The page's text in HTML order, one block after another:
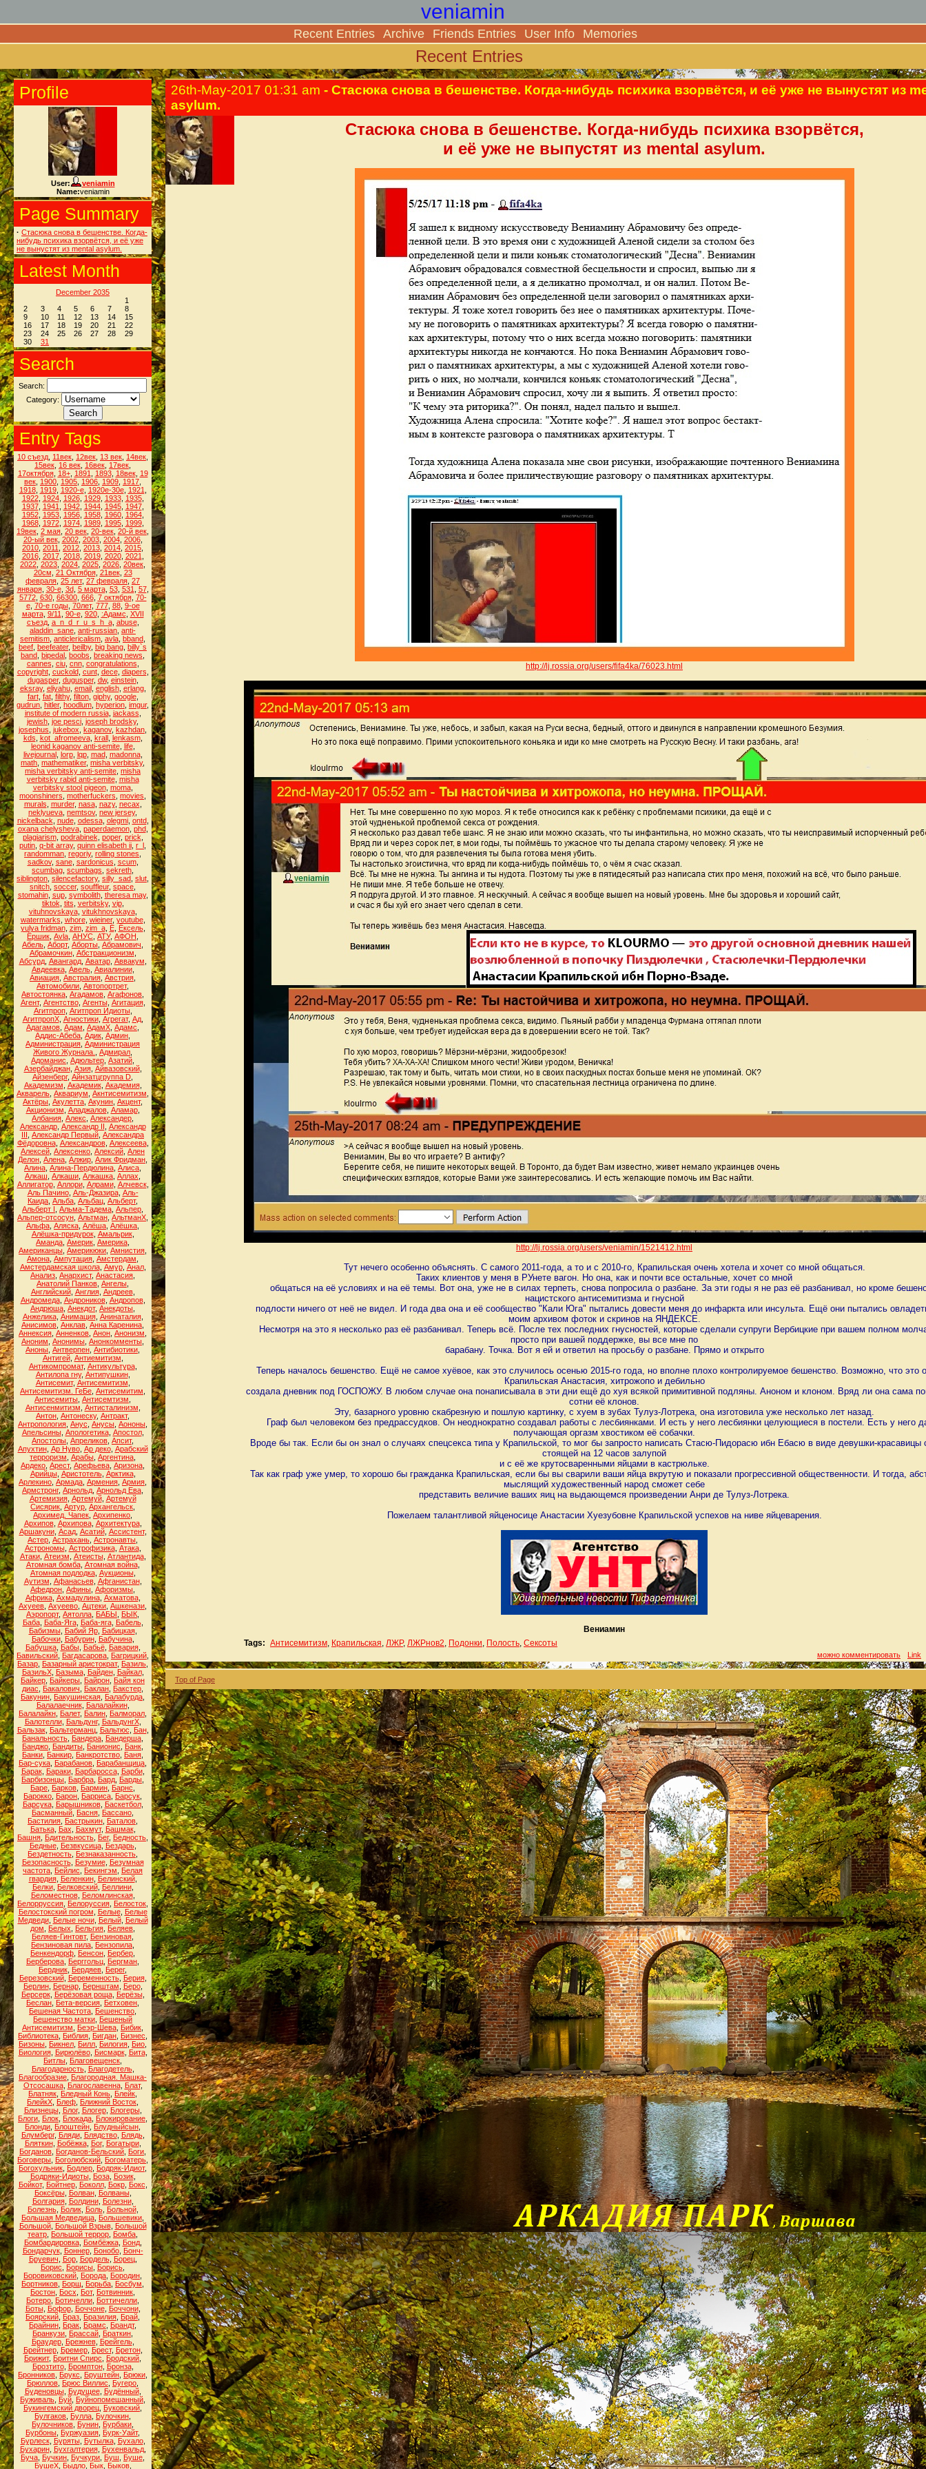
veniamin
Recent Entries Archive Friends Entries User Info Memories
Recent Entries
Profile
User:
veniamin
Name:veniamin
Page Summary
· Стасюка снова в бешенстве. Когда-
нибудь психика взорвётся, и её уже
не вынустят из mental asylum.
Latest Month
December 2035
1
2
3 4 5 6 7
8
9
10 11 12 13 14
15
16
17 18 19 20 21
22
23
24 25 26 27 28
29
30
31
Search
Search:
Category:
Entry Tags
10 съезд 11век 12век 13 век 14век
15век 16 век 16век 17век
17октября, 18+, 1891 1893, 18век, 19
век 1900 1905 1906 1909 1917
1918, 1919, 1920-е, 1920е-30е, 1921
1922, 1924, 1926, 1929, 1933, 1935,
1937, 1941 1942, 1944, 1945, 1947,
1952, 1953, 1956, 1958, 1960, 1964,
1968, 1972, 1974, 1989, 1995, 1999,
19век 2 мая 20 век 20-век 20-й век
20-ый век, 2002, 2003, 2004, 2006,
2010 2011 2012 2013 2014 2015
2016, 2017, 2018, 2019, 2020, 2021
2022 2023 2024 2025 2026 20век
20см 21 Октября, 21век, 23
февраля 25 лет, 27 февраля 27
января, 30-е, 3d, 5 марта, 53, 531 57,
5772, 630, 66300, 666, 7 октября, 70-
е, 70-е годы, 70лет, 777, 88, 9-ое
марта, 9/11 90-е, 920, :Адамс XVII
съезд, a_n_d_r_u_s_h_a, abuse,
aladdin_sane anti-russian anti-
semitism anticlericalism avla bband
beef beefeater, beilby, big bang billy`s
band bipedal boobs breaking news
cannes ciu, cnn, congratulations
copyright, cuckold, cunt, dece, diapers
dugasper, dugusper, dw, einstein,
eksray, eliyahu, email, english, erlang,
fart, fat, filthy, filton, giphy, google,
gudrun hitler, hoodlum hyperion imgur,
institute of modern russia, jackass
jewish joe pesci joseph brodsky,
josephus jukebox kaganov, kazhdan
kds kot_afromeeva, krall, lenkasm,
leonid kaganov anti-semite, life,
livejournal, lorp, lqp, mad, madonna,
math mathematiker, misha verbitsky,
misha verbitsky anti-semite misha
verbitsky rabid anti-semite, misha
verbitsky stool pigeon, moma,
moonshiners motherfuckers movies
murals murder, nasa, nazy, necax
neklyueva nemtsov, new jersey,
nickelback nude, odessa, olegmi, ontd,
oxana chelysheva, paperdaemon, phd,
plagiarism, podrabinek poper, prick
putin q-bit array, quinn elisabeth ii r_l
randomman regoriy, rolling stones
sadkov, sane, sardonicus scum,
scumbag scumbags sekreth
siblington silencefactory, silly_sad slut
snitch soccer, souffleur, space
stomahin, sup, symbolith, theresa may,
tiktok tits verbitsky, vip,
vituhnovskaya, vitukhnovskaya,
watermarks whore, wieiner, youtube,
yulya fridman, zim, zim_a, Ё, Ёксель,
Ёршик Аvla АНУС АТУ, АФОН
Абель Аборт, Аборты Абрамович
Абрамочкин, Абстракционизм
Абсурд, Авангард, Аватар, Аввакум
Авдеевка, Авель, Авиалинии,
Авиация Австралия Австрия
Автомобили Автопортрет,
Автостоянка Агадамов Агафонов
Агент, Агентство, Агенты, Агитация,
Агитпроп, Агитпроп Идиоты,
АгитпропХ, Агностики, Агрегат, Ад,
Адагамов Адам АдамХ Адамс
Аддис-Абеба Адик Админ
Администрация Администрация
Живого Журнала.
Адмирал
Адоманис Адюльтер Азатий
Азербайджан, Азия, Айвазовский,
Айзенберг, Айнзатцгруппа D
Академизм Академик, Академия,
Акварель Аквариум Акнтисемитизм
Актёры Акулетта Акунин Акцент,
Акционизм Аладжалов, Аламар,
Албания Алекс Александер
Александр, Александр II Александр
III Александр Первый Александра
Фёдоровна, Александров, Алексеева,
Алексей Алексенко Алексий Ален
Делон Алена Алжир Алик Фридман
Алина Алина-Пердюлина Алиса
Алкаш Алкаши Алкашка Аллах
Аллигатор, Аллори, Алрами, Алчевск,
Аль Пачино, Аль-Джазира, Аль-
Каида Альба Альбац Альберт,
Альберт I Альма-Тадема Альпер
Альпер-отсосун Альтман АльтманХ
Альфа Аляска Алёша Алёшка
Алёшка-придурок, Амальрик,
Аманда Америк Америка
Американцы Америкюки Амнистия
Амона Ампутация Амстердам
Амстердамская школа, Амур, Анал,
Анализ Анархист, Анастасия
Анатолий Панков Ангелы
Английский, Англия, Андреев,
Андромеда, Андроников, Андропов,
Андрюша Анекдот, Анекдоты
Анжелика, Анимация, Анинаталия,
Анисимов Анклав Анна Каренина
Аннексия Анненков Анон Анонизм
Аноним Анонимы Анонкомменты
Аноны Антверпен Антибиотики
Антигей, Антиемитизм
Антикомпромат, Антикультура,
Антилопа гну, Антипушкин,
Антисемит, Антисемитизм
Антисемитизм. ГеБе Антисемитим
Антисемиты Антисемтизм
Антисенмитизм Антисталинизм
Антон Антонеску, Антракт,
Антропология Анус Анусы Аононы
Апельсины, Апологетика, Апостол,
Апостолы Апреликов Апсит,
Апухтин, Ар Нуво, Ар деко, Арабский
терроризм Арабы Аргентина
Ардеко Арест, Арефьева Аризона
Арийцы, Аристотель, Арктика,
Арлекино Армада Армения Армия
Армстронг, Арнольд Арнольд Ева
Артемизия, Артемуй, Артемуй
Сисярик Артур Архангельск
Архимед. Чапек Архипенко
Архипов, Архипова, Архитектура,
Аршакуни, Асад, Асатий, Ассистент,
Астер Астрахань Астронавты
Астрономы, Астрофизика, Атака,
Атаки, Атеизм Атеисты, Атлантида,
Атомная бомба, Атомная война,
Атомная подлодка, Аукционы,
Аутизм Афанасьев, Афганистан,
Афедрон Афины Афоризмы
Африка, Ахмадулина, Ахматова,
Ахуеев Ахуеево Ацтеки Ашкенази
Аэропорт, Аятолла БАБЫ БЫК
Баба, Баба-Яга, Баба-яга, Бабель,
Бабизмы, Бабий Яр, Бабицкая,
Бабочки, Бабурин, Бабучина,
Бабушка, Бабы, Бабьё, Бавария,
Бавильский Багдасарова Багрицкий
Базар Базарный аристократ, Базиль
БазильХ, Базыма, Байден, Байкал,
Байкер Байкеры Байрон Байя кон
диас
Бакалович Баклан Бакстер
Бакунин Бакушинская Балабурда
Балалаечник, Балалайкин,
Балалайкн Балет, Балин Балморал
Балотелли, Бальдунг, БальдунгХ,
Бальзак, Бальтерманц, Бальтюс Бан,
Банальность Бандера Бандерша
Банджо Бандиты Банионис Банк
Банки Банкир Банкротство Баня
Бар-сука Барабанов Барабанщица
Барак, Бараки, Барбаросса, Барби,
Барбизонцы Барбра Бард Барды
Баре Барков Бармин Барнс
Барокко Барон Барриса Барсук
Барсука, Барышников, Баскетбол,
Басманный Басня Бассано
Бастилия Бастрыкин Баталов
Батька, Бах Бахмут, Башмак,
Башня Бдительность Бег, Бедность
Бедные, Безвкусица, Бездарь,
Бездетность Безнаказанность
Безопасность, Безумие, Безумная
частота Бейлис Бекингэм
Белая
гвардия, Беленкин, Белинский,
Белки, Белковский, Беллини,
Беломестнов, Беломлинская,
Белорруссия Белоруссия Белосток
Белостокский погром
Белые, Белые
Медведи, Белые ночи, Белый, Белый
дом
Белых Бельгия Беляев
Беляев-Гинтовт, Бензиновая
Бензиновая пила Бензопила
Бенкендорф Бенсон Бербер
Берберова Берггольц Бергман
Бердник Бердяев Берег,
Березовский, Беременность, Берия,
Берлин, Бернар, Бернштам Беро,
Берсерк, Берёзовая роща, Берёзы,
Беслан Бета-версия Бетховен
Бешеная Частота Бешенство
Бешенство матки Бешеный
Антисемитизм
Беэр-Шева Бибик
Библиотека Библия Бигдан Бизнес
Бизоны Бикнел Билл Билогия Био
Биология, Бирюлёво, Бисмарк, Бита,
Битлы Благовещенск
Благодарность, Благодетель,
Благообразие Благородная. Машка-
Отсосашка, Благославенна, Блат,
Блатняк Бледный Конь Блейк
БлейкХ Блеф Ближний Восток
Близнецы, Блог, Блогер, Блогеры,
Блоги Блок Блокада Блокирование
Блонди Блоштейн Блудныйсын
Блумберг, Бляди, Блядство, Блядь,
Бляткин, Бобёжка, Бог, Богатыри,
Богданов Богданов-Бельский Боги
Боговеры Боголюбский Богоматерь
Богохульник Бодлер Бодряк-Идиот,
Бодряки-Идиоты, Боза, Бозик,
Бойкот, Бойтнер, Боколл, Бокр, Бокс
Боксёры, Болван, Болваны,
Болгария, Болдини, Болезни,
Болезнь, Болик, Боль, Больной,
Большая Медведица Большевики
Большой, Большой Взрыв, Большой
театр Большой террор Бомба
Бомбардировка, Бомбёжка, Бонд,
Бондарчук, Боннер, Бонобо, Бонч-
Бруевич
Бор, Бордель, Борец,
Борис
Борисы Борись
Боровиковский Борода Бородин
Бортников Борщ Борьба Босбум
Бостон Босх Бот, Ботвинник
Ботеро Ботичелли Боттичелли
Боты, Бофор, Боччоне, Боччони,
Боярский Браз Бразилия Брай
Брайнин Брак Брамс Брандт,
Бранкузи Брассай Браткин
Браудер, Брежнев, Брейгель,
Брейтнер, Бремер, Брест, Бретон,
Брижит, Бритни Спирс Бродский
Брозтито, Бромптон, Бронза,
Бронников Брукс Бруштейн Брюки
Брюллов Брюс Виллис Бугеро
Буденовцы, Будущее, Будённый,
Буживаль Буй Буйнопомешанный
Букингемский дворец Буковский
Булгаков Булла Булочкин
Булочников Бунин Бурбаки
Бурбоны Буржуазия Бурк-Уайт,
Бурлеск, Буряты, Бутылка, Бухало,
Бухарин, Бухгалтерия, Бухенвальд,
Буча Бучкин Бучкури Буш Буше
БушеХ, Быдло, Бык, Быков,
26th-May-2017 01:31 am - Стасюка снова в бешенстве. Когда-нибудь психика взорвётся, и её уже не вынустят из
asylum.
Стасюка снова в бешенстве. Когда-нибудь психика взорвётся,
и её уже не выпустят из mental asylum.
http://lj.rossia.org/users/fifa4ka/76023.html
http://lj.rossia.org/users/veniamin/1521412.html
Тут нечего особенно объяснять. С самого 2011-года, а то и с 2010-го, Крапильская очень хотела и хочет со мной общаться.
Таких клиентов у меня в РУнете вагон. Но она, как и почти все остальные, хочет со мной
общаться на её условиях и на её темы. Вот она, уже не в силах терпеть, снова попросила о разбане. За эти годы я не раз её разбанивал, но кроме
нацистского антисемитизма и гнусной
подлости ничего от неё не видел. И года два она и её сообщество "Кали Юга" пытались довести меня до инфаркта или инсульта. Ещё они пытались
моим архивом фоток и скринов на ЯНДЕКСЕ.
Несмотря на это я несколько раз её разбанивал. Теперь всё. После тех последних гнусностей, которые сделали супруги Вербицкие при вашем полном
просто при вашей поддержке, вы все мне по
барабану. Точка. Вот я ей и ответил на просьбу о разбане. Прямо и открыто
Теперь началось бешенство. Ещё не самое хуёвое, как это случилось осенью 2015-го года, но вполне плохо контролируемое бешенство. Возможно, что это
Крапильская Анастасия, хитрожопо и дебильно
создала дневник под ГОСПОЖУ. В любом случае она понаписывала в эти дни ещё до хуя всякой примитивной подляны. Аноном и клоном. Вряд ли она сама
сотни её клонов.
Эту, базарного уровню скабрезную и пошлую картинку, с хуем в зубах Тулуз-Лотрека, она изготовила уже несколько лет назад.
Граф был человеком без предрассудков. Он неоднократно создавал работы с лесбиянками. И есть у него лесбиянки целующиеся в постели. Есть у него
получающая оргазм хвостиком её собачки.
Вроде бы так. Если бы он знал о случаях спецсекса типа у Крапильской, то мог бы запросто написать Стасю-Пидорасю ибн Ебасю в виде девушки-красавицы
стоящей на 12 часов залупой
и с её же крутосваренными яйцами в кастрюльке.
Так как граф уже умер, то хорошо бы гражданка Крапильская, если бы вы сварили ваши яйца вкрутую и показали прогрессивной общественности. И тогда,
мыслящий художественный народ сможет себе
представить величие ваших яиц на выдающемся произведении Анри де Тулуз-Лотрека.
Пожелаем талантливой яйценосице Анастасии Хуезубовне Крапильской успехов на ниве яйцеварения.
Вениамин
Tags: Антисемитизм, Крапильская, ЛЖР, ЛЖРнов2, Подонки, Полость, Сексоты
можно комментировать Link
Top of Page